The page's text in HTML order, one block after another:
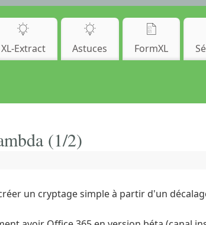
XL-Extract Astuces FormXL
(1/2)
un cryptage simple à partir d'un